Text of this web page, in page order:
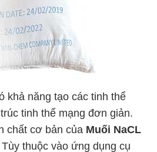
khả năng tạo các tinh thể
tinh thể mạng đơn giản.
chất cơ bản của Muối NaCL
Tùy thuộc vào ứng dụng cụ